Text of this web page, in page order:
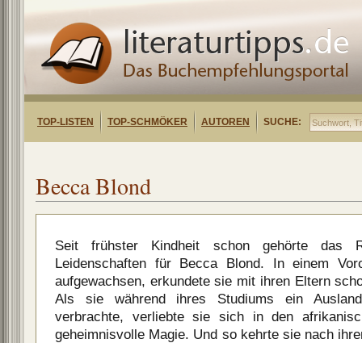
TOP-LISTEN TOP-SCHMÖKER AUTOREN SUCHE:
Becca Blond
Seit frühster Kindheit schon gehörte das
Leidenschaften für Becca Blond. In einem
aufgewachsen, erkundete sie mit ihren Eltern
Als sie während ihres Studiums ein
verbrachte, verliebte sie sich in den
geheimnisvolle Magie. Und so kehrte sie nach